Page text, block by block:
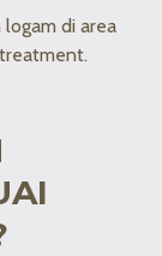
logam di area